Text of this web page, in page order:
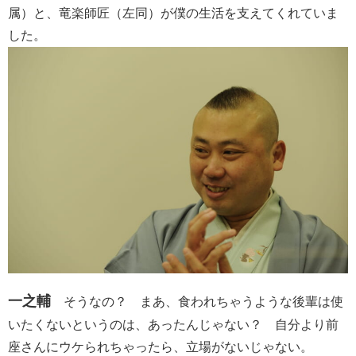
属）と、竜楽師匠（左同）が僕の生活を支えてくれていま
した。
一之輔 そうなの？ まあ、食われちゃうような後輩は使
いたくないというのは、あったんじゃない？ 自分より前
座さんにウケられちゃったら、立場がないじゃない。